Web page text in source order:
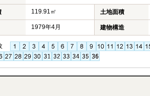
119.91㎡ 土地面積
1979年4月 建物構造